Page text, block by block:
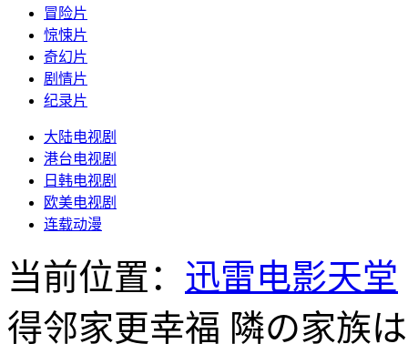
冒险片
惊悚片
奇幻片
剧情片
纪录片
大陆电视剧
港台电视剧
日韩电视剧
欧美电视剧
连载动漫
当前位置： 迅雷电影天堂
得邻家更幸福 隣の家族